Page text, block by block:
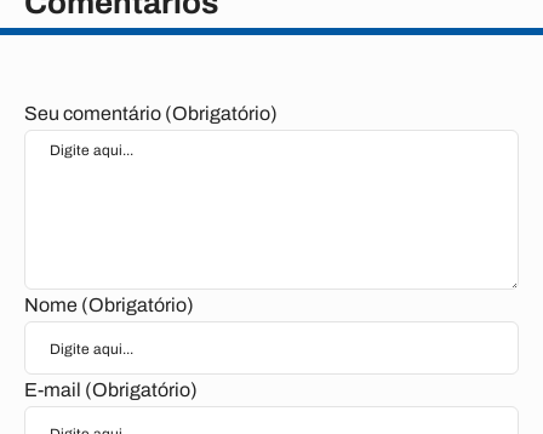
Seu comentário (Obrigatório)
Nome (Obrigatório)
E-mail (Obrigatório)